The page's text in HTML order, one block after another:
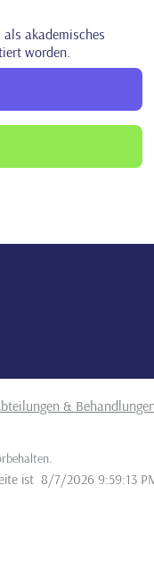
akademisches
worden.
& Behandlungen
.
ist 8/7/2026 9:59:13